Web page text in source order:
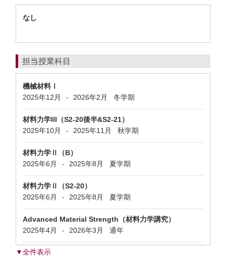
なし
担当授業科目
機械材料Ⅰ
2025年12月
- 2026年2月 冬学期
材料力学III（S2-20後半&S2-21）
2025年10月
- 2025年11月 秋学期
材料力学Ⅱ（B）
2025年6月
- 2025年8月 夏学期
材料力学Ⅱ（S2-20）
2025年6月
- 2025年8月 夏学期
Advanced Material Strength（材料力学講究）
2025年4月
- 2026年3月 通年
▼全件表示